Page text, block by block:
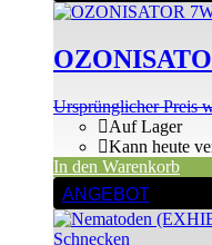
Ursprünglicher Preis
Auf Lager
Kann heute
In den Warenkorb
ANGEBOT